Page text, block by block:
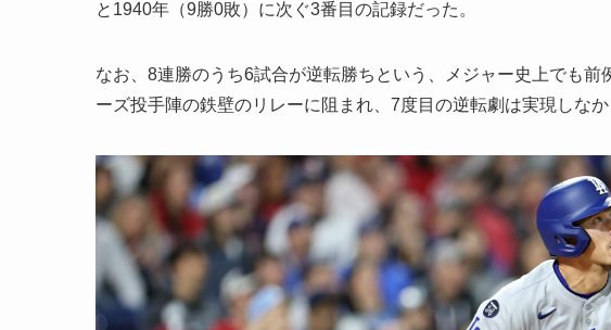
と1940年（9勝0敗）に次ぐ3番目の記録だった。
なお、8連勝のうち6試合が逆転勝ちという、メジャー史上でも前
ーズ投手陣の鉄壁のリレーに阻まれ、7度目の逆転劇は実現しなか